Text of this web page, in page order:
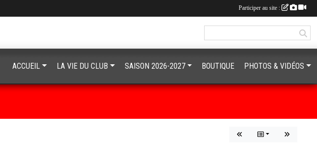
ACCUEIL LA VIE DU CLUB SAISON 2026-2027 BOUTIQUE PHOTOS & VIDÉOS
Participer au site :